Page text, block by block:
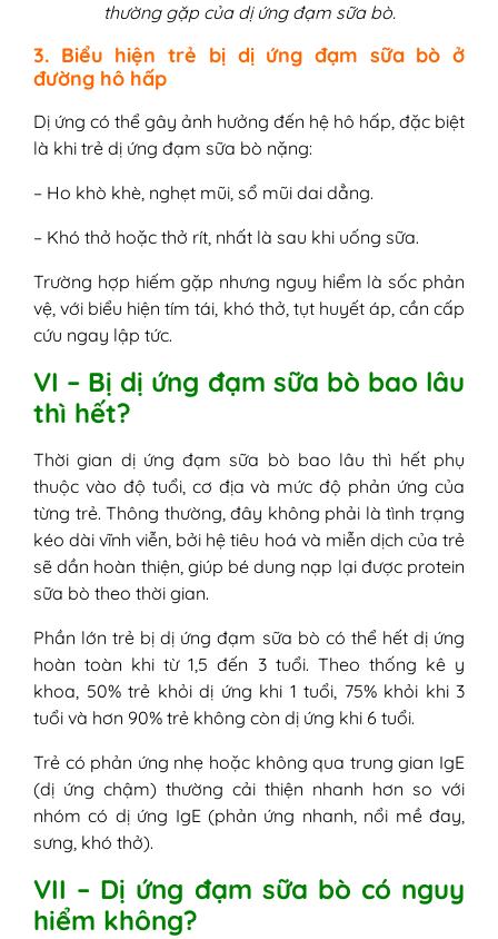
thường gặp của dị ứng đạm sữa bò.
3. Biểu hiện trẻ bị dị ứng đạm sữa bò ở
đường hô hấp
Dị ứng có thể gây ảnh hưởng đến hệ hô hấp, đặc biệt
là khi trẻ dị ứng đạm sữa bò nặng:
– Ho khò khè, nghẹt mũi, sổ mũi dai dẳng.
– Khó thở hoặc thở rít, nhất là sau khi uống sữa.
Trường hợp hiếm gặp nhưng nguy hiểm là sốc phản
vệ, với biểu hiện tím tái, khó thở, tụt huyết áp, cần cấp
cứu ngay lập tức.
VI – Bị dị ứng đạm sữa bò bao lâu
thì hết?
Thời gian dị ứng đạm sữa bò bao lâu thì hết phụ
thuộc vào độ tuổi, cơ địa và mức độ phản ứng của
từng trẻ. Thông thường, đây không phải là tình trạng
kéo dài vĩnh viễn, bởi hệ tiêu hoá và miễn dịch của trẻ
sẽ dần hoàn thiện, giúp bé dung nạp lại được protein
sữa bò theo thời gian.
Phần lớn trẻ bị dị ứng đạm sữa bò có thể hết dị ứng
hoàn toàn khi từ 1,5 đến 3 tuổi. Theo thống kê y
khoa, 50% trẻ khỏi dị ứng khi 1 tuổi, 75% khỏi khi 3
tuổi và hơn 90% trẻ không còn dị ứng khi 6 tuổi.
Trẻ có phản ứng nhẹ hoặc không qua trung gian IgE
(dị ứng chậm) thường cải thiện nhanh hơn so với
nhóm có dị ứng IgE (phản ứng nhanh, nổi mề đay,
sưng, khó thở).
VII – Dị ứng đạm sữa bò có nguy
hiểm không?